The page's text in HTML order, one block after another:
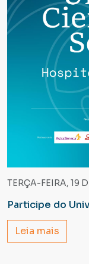
TERÇA-FEIRA, 19
Participe do
Leia mais